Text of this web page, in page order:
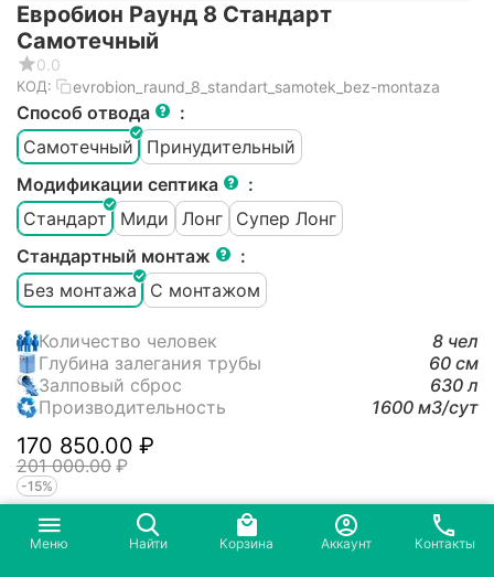
Евробион Раунд 8 Стандарт
Самотечный
0.0
КОД: evrobion_raund_8_standart_samotek_bez-montaza
Способ отвода
:
Самотечный
Принудительный
Модификации септика
:
Стандарт
Миди Лонг
Супер Лонг
Стандартный монтаж
:
Без монтажа
С монтажом
Количество человек
8 чел
Глубина залегания трубы
60 см
Залповый сброс
630 л
Производительность
1600 м3/cут
170 850.00 ₽
201 000.00 ₽
-15%
В наличии
− В корзину
Меню Найти Корзина Аккаунт Контакты